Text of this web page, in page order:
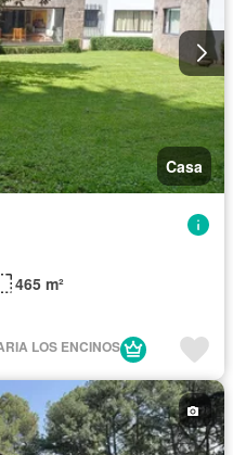
Casa
465 m²
LOS ENCINOS